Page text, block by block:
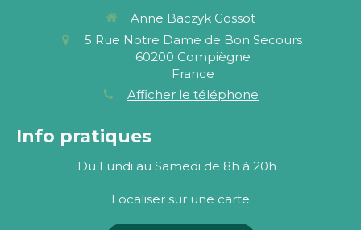
Anne Baczyk Gossot
5 Rue Notre Dame de Bon Secours
60200 Compiègne
France
Afficher le téléphone
Info pratiques
Du Lundi au Samedi de 8h à 20h
Localiser sur une carte